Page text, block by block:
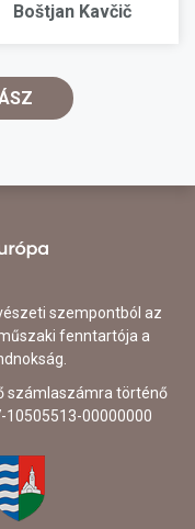
Boštjan Kavčič
szempontból az
fenntartója a
számlaszámra történő
00000000